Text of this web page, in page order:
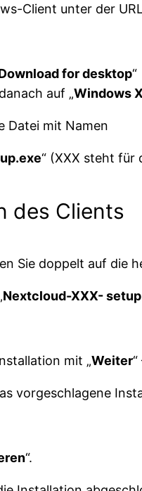
Client unter der
for desktop“
auf „Windows
Datei mit Namen
“ (XXX steht für
des Clients
Sie doppelt auf die
Nextcloud-XXX-
mit „Weiter
vorgeschlagene
“.